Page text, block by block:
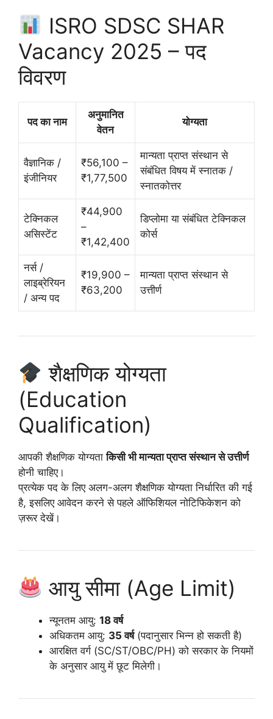
ISRO SDSC SHAR
Vacancy 2025 – पद
विवरण
पद का नाम
अनुमानित
वेतन
योग्यता
वैज्ञानिक /
इंजीनियर
₹56,100 –
₹1,77,500
मान्यता प्राप्त संस्थान से
संबंधित विषय में स्नातक /
स्नातकोत्तर
टेक्निकल
असिस्टेंट
₹44,900
–
₹1,42,400
डिप्लोमा या संबंधित टेक्निकल
कोर्स
नर्स /
लाइब्रेरियन
/ अन्य पद
₹19,900 –
₹63,200
मान्यता प्राप्त संस्थान से
उत्तीर्ण
शैक्षणिक योग्यता
(Education
Qualification)
आपकी शैक्षणिक योग्यताकिसी भी मान्यता प्राप्त संस्थान से उत्तीर्ण
होनी चाहिए।
प्रत्येक पद के लिए अलग-अलग शैक्षणिक योग्यता निर्धारित की गई
है, इसलिए आवेदन करने से पहले ऑफिशियल नोटिफिकेशन को
ज़रूर देखें।
आयु सीमा (Age Limit)
न्यूनतम आयु: 18 वर्ष
अधिकतम आयु: 35 वर्ष(पदानुसार भिन्न हो सकती है)
आरक्षित वर्ग (SC/ST/OBC/PH) को सरकार के नियमों
के अनुसार आयु में छूट मिलेगी।